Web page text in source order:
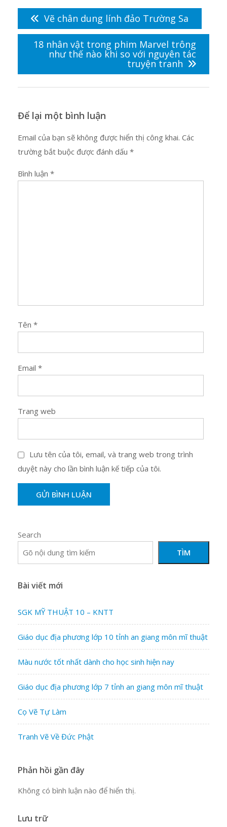
hướng
bài
viết
Vẽ chân dung lính đảo Trường Sa
18 nhân vật trong phim Marvel trông
như thế nào khi so với nguyên tác
truyện tranh
Để lại một bình luận
Email của bạn sẽ không được hiển thị công khai. Các
trường bắt buộc được đánh dấu *
Bình luận *
Tên *
Email *
Trang web
Lưu tên của tôi, email, và trang web trong trình
duyệt này cho lần bình luận kế tiếp của tôi.
Search
TÌM
Bài viết mới
SGK MỸ THUẬT 10 – KNTT
Giáo dục địa phương lớp 10 tỉnh an giang môn mĩ thuật
Màu nước tốt nhất dành cho học sinh hiện nay
Giáo dục địa phương lớp 7 tỉnh an giang môn mĩ thuật
Cọ Vẽ Tự Làm
Tranh Vẽ Về Đức Phật
Phản hồi gần đây
Không có bình luận nào để hiển thị.
Lưu trữ